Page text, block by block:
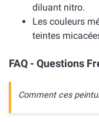
diluant nitro.
Les couleurs
teintes
FAQ - Questions
Comment ces